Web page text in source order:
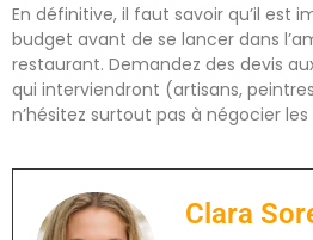
En définitive, il faut savoir qu’il est
budget avant de se lancer dans
restaurant. Demandez des devis
qui interviendront (artisans,
n’hésitez surtout pas à négocier les
Clara